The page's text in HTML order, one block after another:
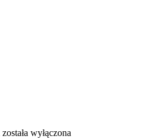
została wyłączona